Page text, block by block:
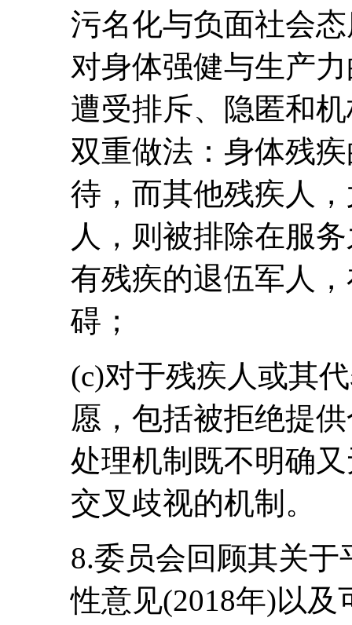
污名化与负面社会
对身体强健与生产
遭受排斥、隐匿和
双重做法：身体残
待，而其他残疾人
人，则被排除在服
有残疾的退伍军人
碍；
(c)对于残疾人或其
愿，包括被拒绝提
处理机制既不明确
交叉歧视的机制。
8.委员会回顾其关
性意见(2018年)以